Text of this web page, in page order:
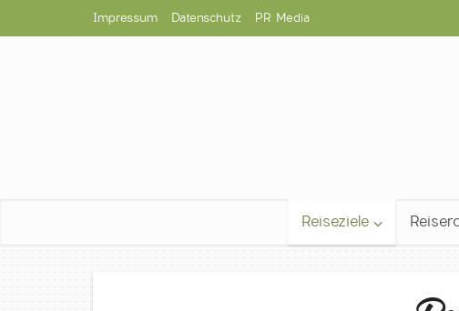
Impressum Datenschutz PR Media
Reiseziele